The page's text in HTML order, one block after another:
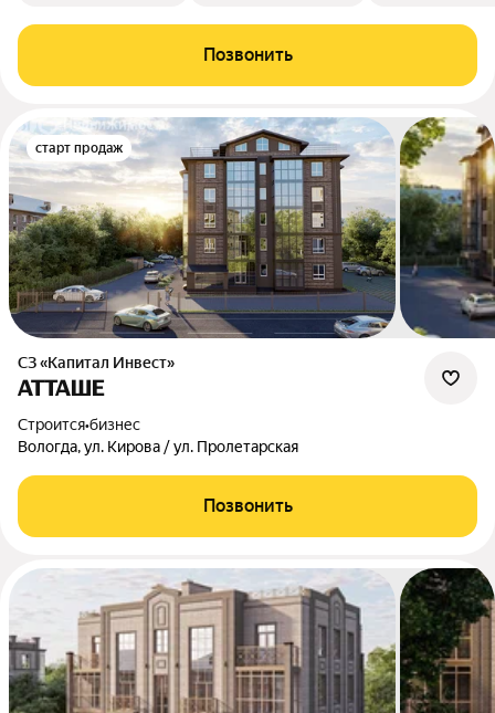
Позвонить
старт продаж
СЗ «Капитал Инвест»
АТТАШЕ
Строится•бизнес
Вологда, ул. Кирова / ул. Пролетарская
Позвонить